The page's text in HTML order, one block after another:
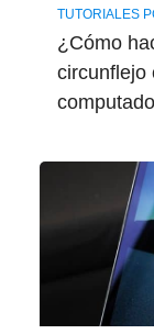
TUTORIALES
¿Cómo
circunflejo